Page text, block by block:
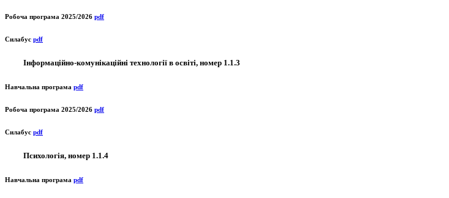
Робоча програма 2025/2026 pdf
Силабус pdf
Інформаційно-комунікаційні технології в освіті, номер 1.1.3
Навчальна програма pdf
Робоча програма 2025/2026 pdf
Силабус pdf
Психологія, номер 1.1.4
Навчальна програма pdf